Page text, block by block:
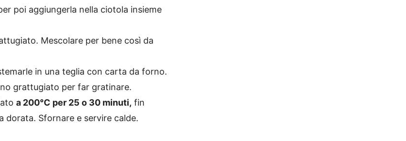
poi aggiungerla nella ciotola insieme
Mescolare per bene così da
in una teglia con carta da forno.
grattugiato per far gratinare.
a 200°C per 25 o 30 minuti, fin
dorata. Sfornare e servire calde.